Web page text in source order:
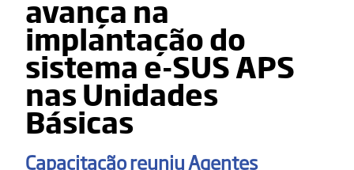
avança na
implantação do
sistema e-SUS APS
nas Unidades
Básicas
Capacitação reuniu Agentes